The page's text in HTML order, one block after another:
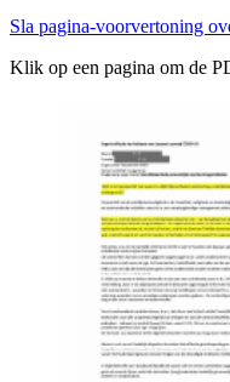
Sla pagina-voorvertoning
Klik op een pagina om de